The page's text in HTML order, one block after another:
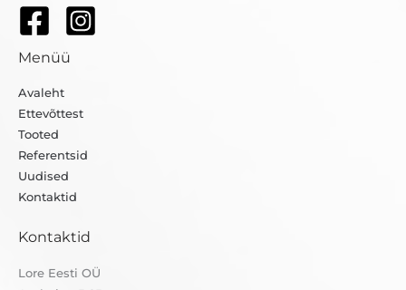
Menüü
Avaleht
Ettevõttest
Tooted
Referentsid
Uudised
Kontaktid
Kontaktid
Lore Eesti OÜ